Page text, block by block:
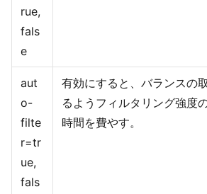
rue,
fals
e
aut
o-
filte
r=tr
ue,
fals
有効にすると、バランスの
るようフィルタリング強度
時間を費やす。